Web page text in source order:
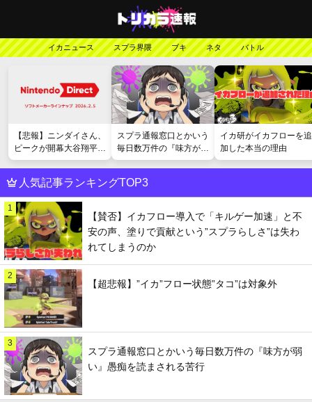
イカニュース スプラ界隈 ブキ ネタ バトル
【悲報】ニンダイさん、
ピークが開幕大谷翔平の
がっかりダイレクトだっ
スプラ通報窓口とかいう
毎日数万件の『味方が弱
い』愚痴を読まされる苦
イカ研がイカフローを追
加した本当の理由
人気記事ランキングTOP3
1
【賛否】イカフロー導入で「キルゲー加速」と不
安の声、塗りで貢献という”スプラらしさ”は失わ
れてしまうのか
2
【超悲報】”イカ”フロー状態”タコ”は対象外
3
スプラ通報窓口とかいう毎日数万件の『味方が弱
い』愚痴を読まされる苦行